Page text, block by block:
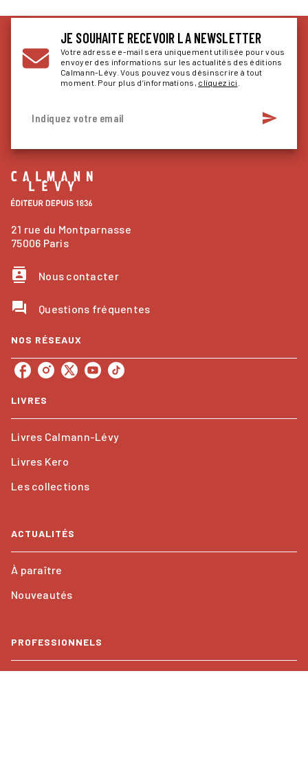
JE SOUHAITE RECEVOIR LA NEWSLETTER
Votre adresse e-mail sera uniquement utilisée pour vous
envoyer des informations sur les actualités des éditions
Calmann-Lévy. Vous pouvez vous désinscrire à tout
moment. Pour plus d’informations, cliquez ici
Indiquez votre email send
21 rue du Montparnasse
75006 Paris
contacts Nous contacter
question_answer Questions fréquentes
NOS RÉSEAUX
LIVRES
Livres Calmann-Lévy
Livres Kero
Les collections
ACTUALITÉS
À paraître
Nouveautés
PROFESSIONNELS